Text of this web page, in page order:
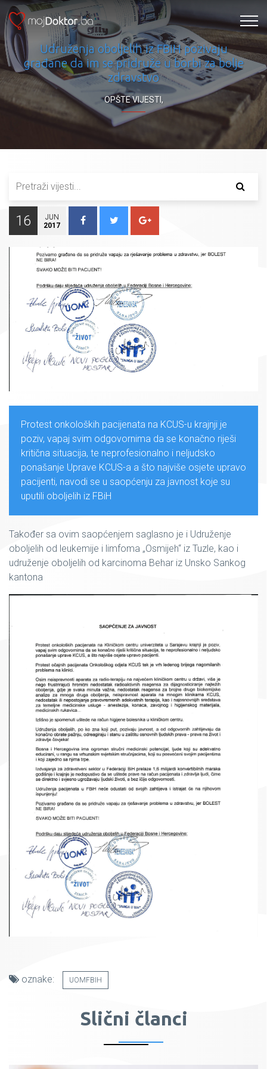
Udruženja oboljelih iz FBiH pozivaju
građane da im se pridruže u borbi za bolje
zdravstvo
OPŠTE VIJESTI,
16
JUN
2017
Protest onkoloških pacijenata na KCUS-u krajnji je
poziv, vapaj svim odgovornima da se konačno riješi
kritična situacija, te neprofesionalno i neljudsko
ponašanje Uprave KCUS-a a što najviše osjete upravo
pacijenti, navodi se u saopćenju za javnost koje su
uputili oboljelih iz FBiH
Također sa ovim saopćenjem saglasno je i Udruženje
oboljelih od leukemije i limfoma „Osmijeh“ iz Tuzle, kao i
udruženje oboljelih od karcinoma Behar iz Unsko Sankog
kantona
oznake: UOMFBIH
Slični članci